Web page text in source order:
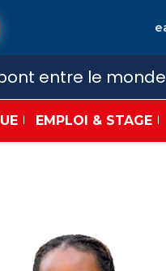
entre le
EMPLOI & STAGE